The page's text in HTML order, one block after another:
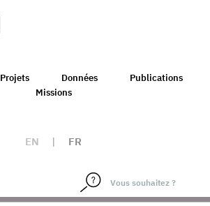
Projets Données
Publications
Missions
EN | FR